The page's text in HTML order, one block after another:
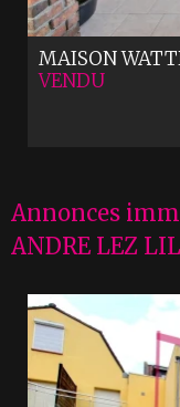
MAISON
VENDU
Annonces
ANDRE LEZ